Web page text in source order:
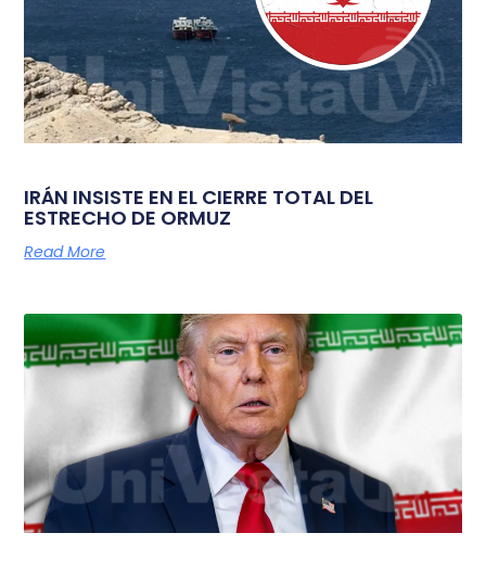
IRÁN INSISTE EN EL CIERRE TOTAL DEL
ESTRECHO DE ORMUZ
Read More